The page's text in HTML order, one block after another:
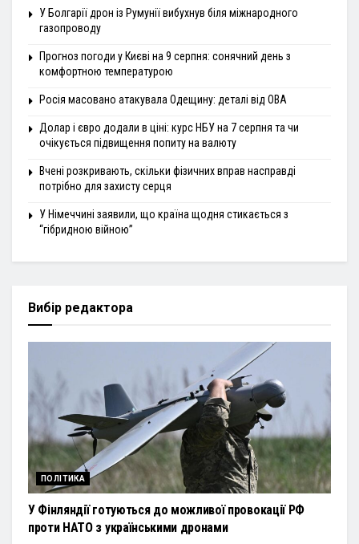
У Болгарії дрон із Румунії вибухнув біля міжнародного
газопроводу
Прогноз погоди у Києві на 9 серпня: сонячний день з
комфортною температурою
Росія масовано атакувала Одещину: деталі від ОВА
Долар і євро додали в ціні: курс НБУ на 7 серпня та чи
очікується підвищення попиту на валюту
Вчені розкривають, скільки фізичних вправ насправді
потрібно для захисту серця
У Німеччині заявили, що країна щодня стикається з
“гібридною війною”
Вибір редактора
ПОЛІТИКА
У Фінляндії готуються до можливої провокації РФ
проти НАТО з українськими дронами